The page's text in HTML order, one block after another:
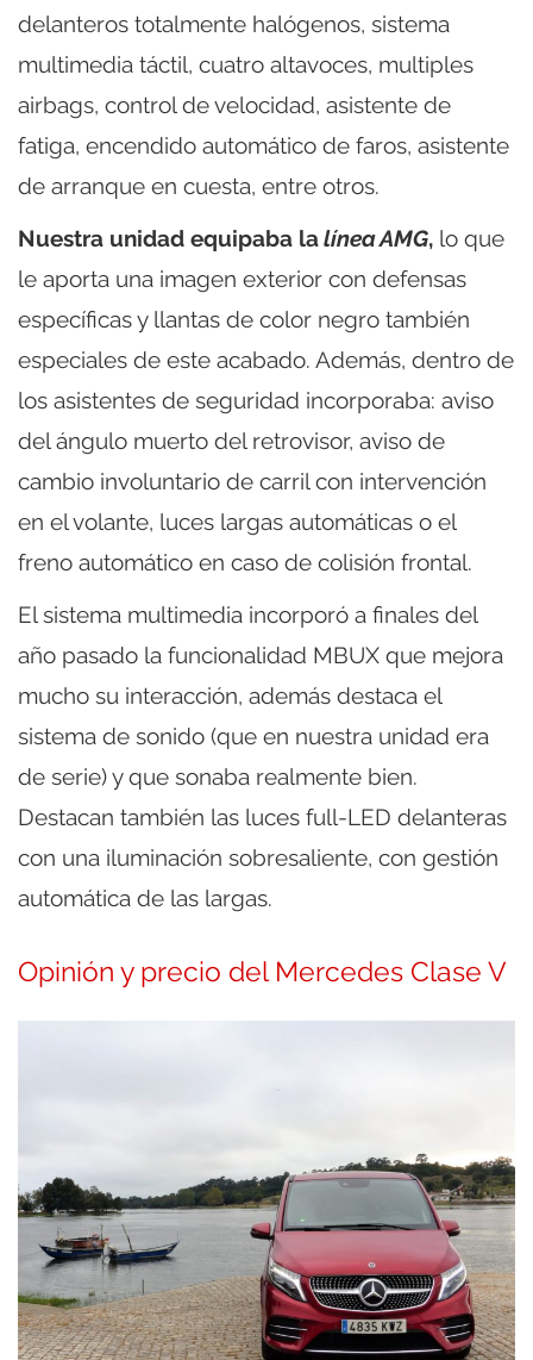
delanteros totalmente halógenos, sistema
multimedia táctil, cuatro altavoces, multiples
airbags, control de velocidad, asistente de
fatiga, encendido automático de faros, asistente
de arranque en cuesta, entre otros.
Nuestra unidad equipaba lalínea AMG, lo que
le aporta una imagen exterior con defensas
específicas y llantas de color negro también
especiales de este acabado. Además, dentro de
los asistentes de seguridad incorporaba: aviso
del ángulo muerto del retrovisor, aviso de
cambio involuntario de carril con intervención
en el volante, luces largas automáticas o el
freno automático en caso de colisión frontal.
El sistema multimedia incorporó a finales del
año pasado la funcionalidad MBUX que mejora
mucho su interacción, además destaca el
sistema de sonido (que en nuestra unidad era
de serie) y que sonaba realmente bien.
Destacan también las luces full-LED delanteras
con una iluminación sobresaliente, con gestión
automática de las largas.
Opinión y precio del Mercedes Clase V